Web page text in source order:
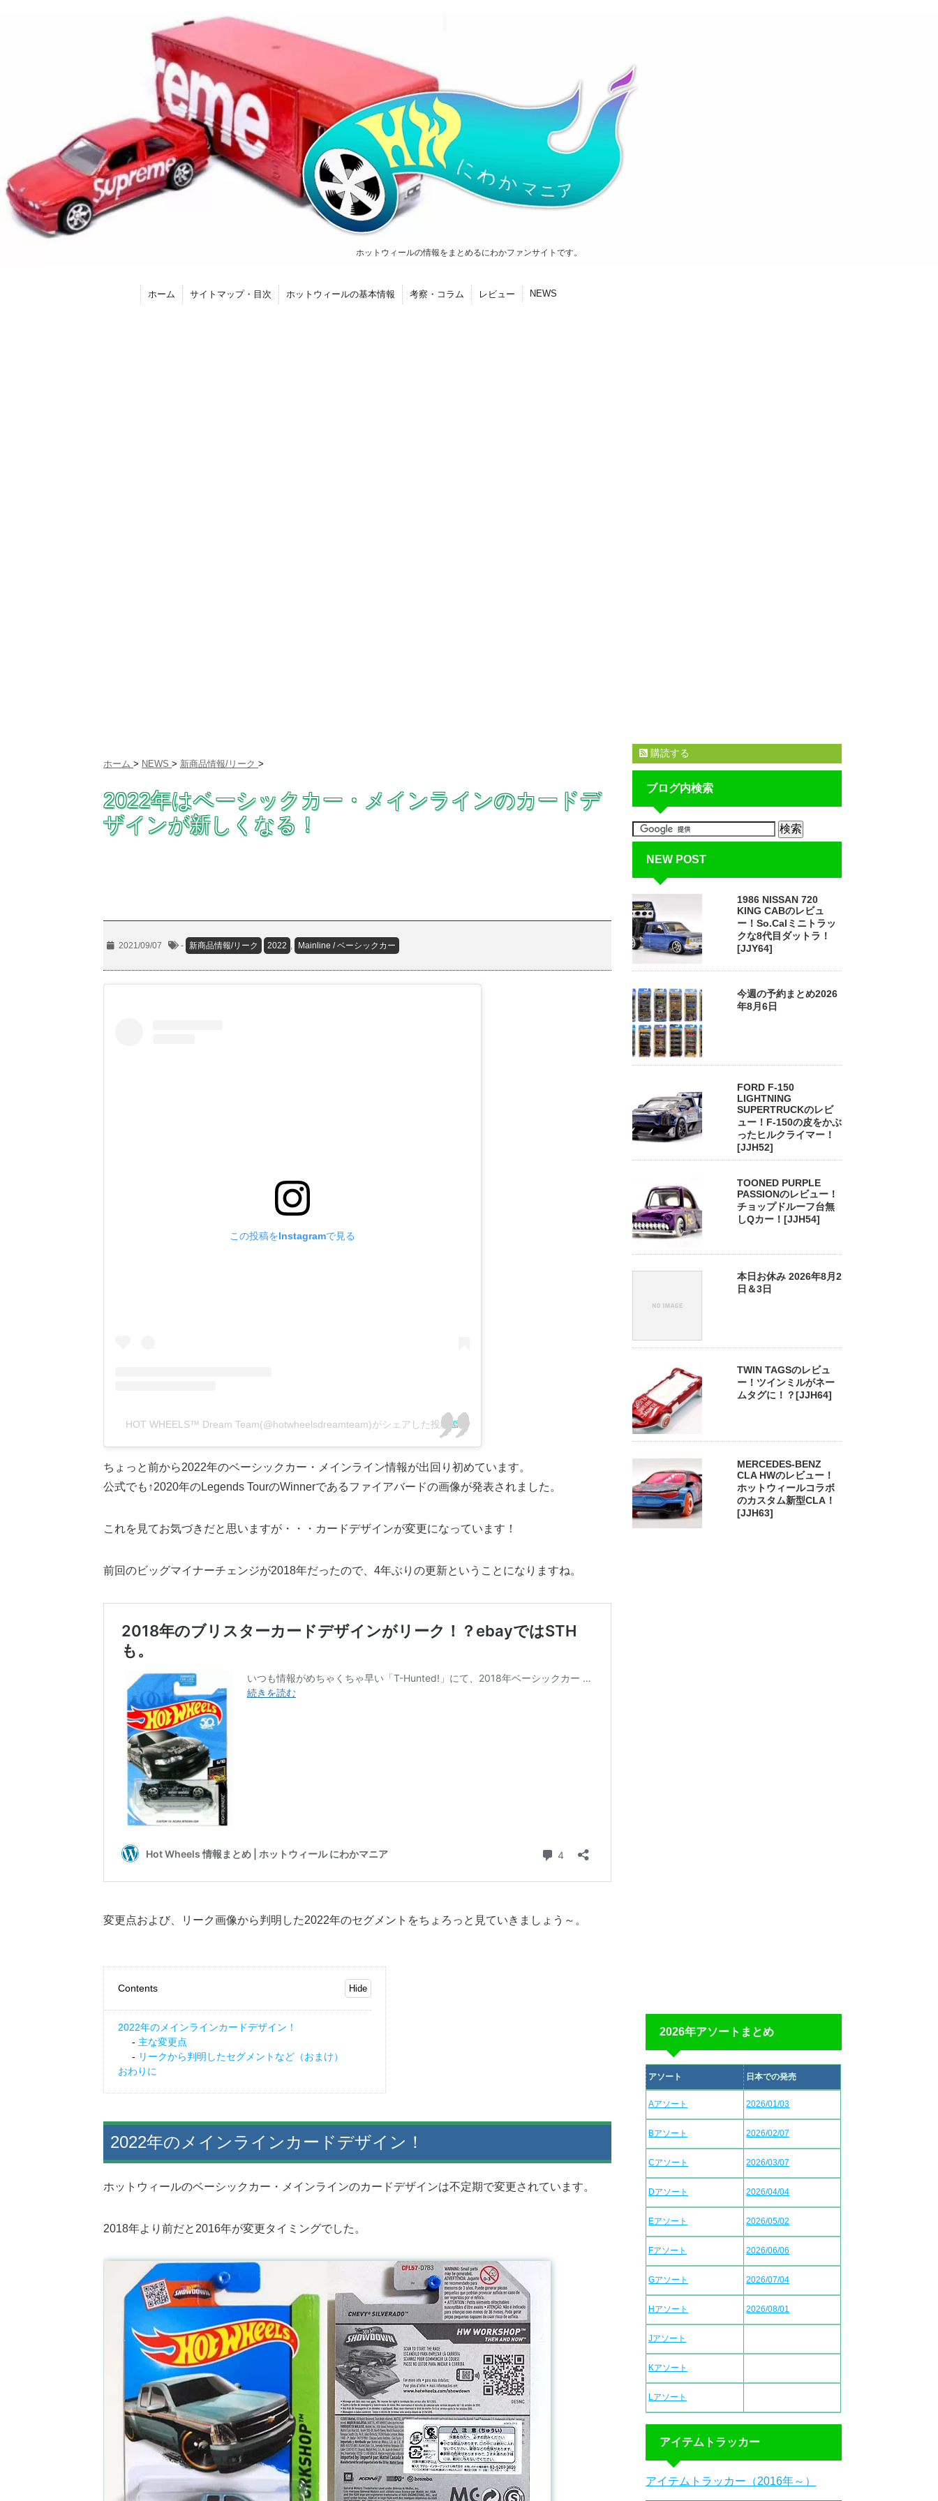
ホットウィールの情報をまとめるにわかファンサイトです。
ホーム サイトマップ・目次 ホットウィールの基本情報 考察・コラム レビュー NEWS
ホーム > NEWS > 新商品情報/リーク >
2022年はベーシックカー・メインラインのカードデ
ザインが新しくなる！
2021/09/07 - 新商品情報/リーク 2022 , Mainline / ベーシックカー
この投稿をInstagramで見る
HOT WHEELS™ Dream Team(@hotwheelsdreamteam)がシェアした投稿
ちょっと前から2022年のベーシックカー・メインライン情報が出回り初めています。
公式でも↑2020年のLegends TourのWinnerであるファイアバードの画像が発表されました。
これを見てお気づきだと思いますが・・・カードデザインが変更になっています！
前回のビッグマイナーチェンジが2018年だったので、4年ぶりの更新ということになりますね。
変更点および、リーク画像から判明した2022年のセグメントをちょろっと見ていきましょう～。
Contents
2022年のメインラインカードデザイン！
主な変更点
リークから判明したセグメントなど（おまけ）
おわりに
2022年のメインラインカードデザイン！
ホットウィールのベーシックカー・メインラインのカードデザインは不定期で変更されています。
2018年より前だと2016年が変更タイミングでした。
購読する
ブログ内検索
NEW POST
1986 NISSAN 720
KING CABのレビュ
ー！So.Calミニトラッ
クな8代目ダットラ！
[JJY64]
今週の予約まとめ2026
年8月6日
FORD F-150
LIGHTNING
SUPERTRUCKのレビ
ュー！F-150の皮をかぶ
ったヒルクライマー！
[JJH52]
TOONED PURPLE
PASSIONのレビュー！
チョップドルーフ台無
しQカー！[JJH54]
本日お休み 2026年8月2
日＆3日
TWIN TAGSのレビュ
ー！ツインミルがネー
ムタグに！？[JJH64]
MERCEDES-BENZ
CLA HWのレビュー！
ホットウィールコラボ
のカスタム新型CLA！
[JJH63]
2026年アソートまとめ
アソート 日本での発売
Aアソート 2026/01/03
Bアソート 2026/02/07
Cアソート 2026/03/07
Dアソート 2026/04/04
Eアソート 2026/05/02
Fアソート 2026/06/06
Gアソート 2026/07/04
Hアソート 2026/08/01
Jアソート
Kアソート
Lアソート
アイテムトラッカー
アイテムトラッカー（2016年～）